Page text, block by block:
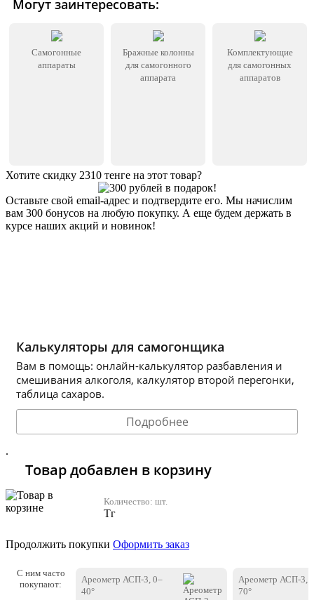
Могут заинтересовать:
Самогонные
аппараты
Бражные колонны
для самогонного
аппарата
Комплектующие
для самогонных
аппаратов
Хотите скидку 2310 тенге на этот товар?
Оставьте свой email-адрес и подтвердите его. Мы начислим
вам 300 бонусов на любую покупку. А еще будем держать в
курсе наших акций и новинок!
Калькуляторы для самогонщика
Вам в помощь: онлайн-калькулятор разбавления и
смешивания алкоголя, калкулятор второй перегонки,
таблица сахаров.
Подробнее
.
Товар добавлен в корзину
Количество: шт.
Тг
Продолжить покупки Оформить заказ
С ним часто
покупают:
Ареометр АСП-3, 0–
40°
Ареометр АСП-3,
70°